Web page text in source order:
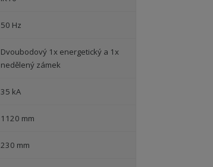
50 Hz
Dvoubodový 1x energetický a 1x
nedělený zámek
35 kA
1120 mm
230 mm